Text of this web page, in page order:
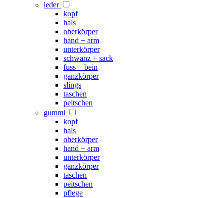
leder
kopf
hals
oberkörper
hand + arm
unterkörper
schwanz + sack
fuss + bein
ganzkörper
slings
taschen
peitschen
gummi
kopf
hals
oberkörper
hand + arm
unterkörper
ganzkörper
taschen
peitschen
pflege